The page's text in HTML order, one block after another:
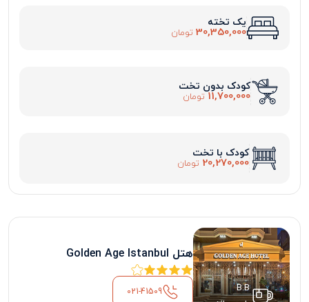
یک تخته
30,350,000 تومان
کودک بدون تخت
11,700,000 تومان
کودک با تخت
20,270,000 تومان
B.B
هتل Golden Age Istanbul
021-41509